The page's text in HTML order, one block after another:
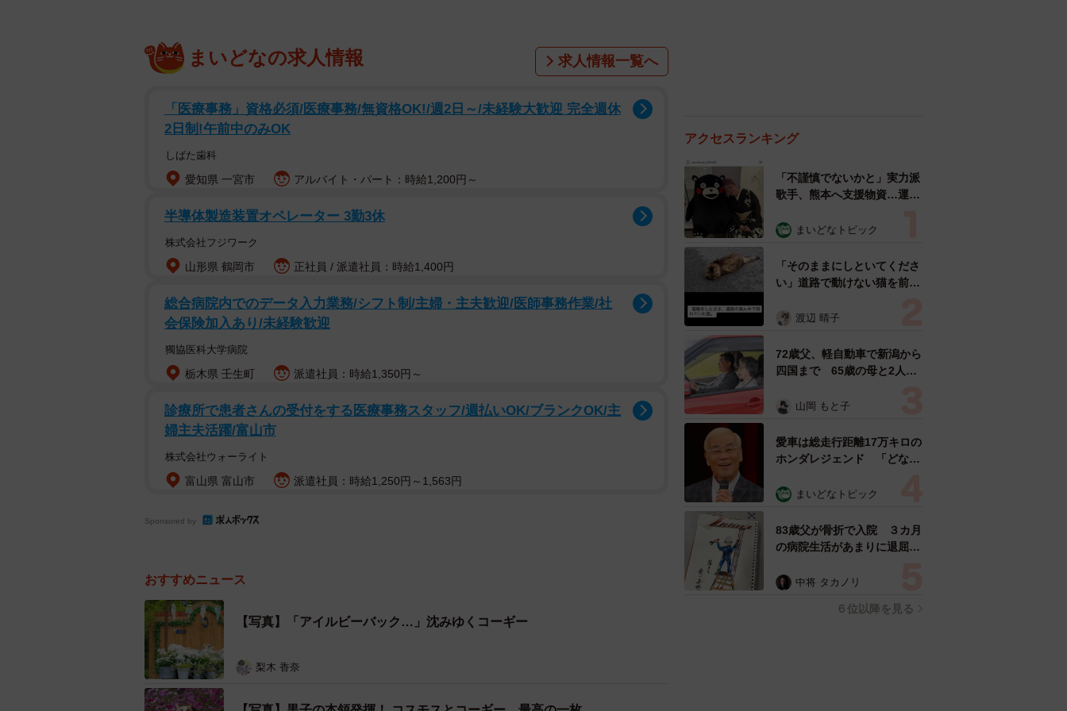
まいどなの求人情報 求人情報一覧へ
「医療事務」資格必須/医療事務/無資格OK!/週2日～/未経験大歓迎 完全週休
2日制!午前中のみOK
しばた歯科
愛知県 一宮市 アルバイト・パート：時給1,200円～
半導体製造装置オペレーター 3勤3休
株式会社フジワーク
山形県 鶴岡市 正社員 / 派遣社員：時給1,400円
総合病院内でのデータ入力業務/シフト制/主婦・主夫歓迎/医師事務作業/社
会保険加入あり/未経験歓迎
獨協医科大学病院
栃木県 壬生町 派遣社員：時給1,350円～
診療所で患者さんの受付をする医療事務スタッフ/週払いOK/ブランクOK/主
婦主夫活躍/富山市
株式会社ウォーライト
富山県 富山市 派遣社員：時給1,250円～1,563円
Sponsored by
おすすめニュース
【写真】「アイルビーバック…」沈みゆくコーギー
梨木 香奈
アクセスランキング
「不謹慎でないかと」実力派
歌手、熊本へ支援物資…運搬
めらい 「痛いほど伝わる」
まいどなトピック
「そのままにしといてくださ
い」道路で動けない猫を前に
ようとした4日間 「命の重
表の訴え
渡辺 晴子
72歳父、軽自動車で新潟から
四国まで 65歳の母と2人で
憩まで分刻み… 「大学生で
山岡 もと子
愛車は総走行距離17万キロの
ホンダレジェンド 「どなた
所漫才師が譲渡の意向
まいどなトピック
83歳父が骨折で入院 ３カ月
の病院生活があまりに退屈で
い！」→スケッチブックを見
中将 タカノリ
６位以降を見る